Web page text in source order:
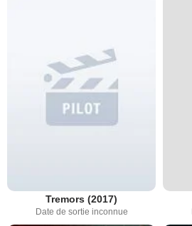
Tremors (2017)
Date de sortie inconnue